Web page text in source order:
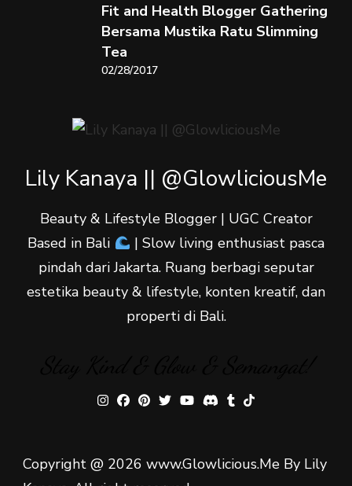
Fit and Health Blogger Gathering
Bersama Mustika Ratu Slimming
Tea
02/28/2017
Lily Kanaya || @GlowliciousMe
Beauty & Lifestyle Blogger | UGC Creator
Based in Bali
| Slow living enthusiast pasca
pindah dari Jakarta. Ruang berbagi seputar
estetika beauty & lifestyle, konten kreatif, dan
properti di Bali.
Copyright @ 2026 www.Glowlicious.Me By Lily